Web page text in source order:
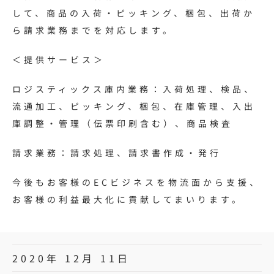
して、商品の入荷・ピッキング、梱包、出荷か
ら請求業務までを対応します。
＜提供サービス＞
ロジスティックス庫内業務：入荷処理、検品、
流通加工、ピッキング、梱包、在庫管理、入出
庫調整・管理（伝票印刷含む）、商品検査
請求業務：請求処理、請求書作成・発行
今後もお客様のECビジネスを物流面から支援、
お客様の利益最大化に貢献してまいります。
2020年 12月 11日